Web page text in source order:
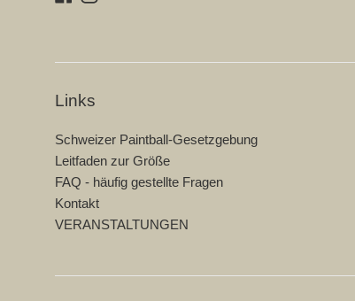
Links
Schweizer Paintball-Gesetzgebung
Leitfaden zur Größe
FAQ - häufig gestellte Fragen
Kontakt
VERANSTALTUNGEN